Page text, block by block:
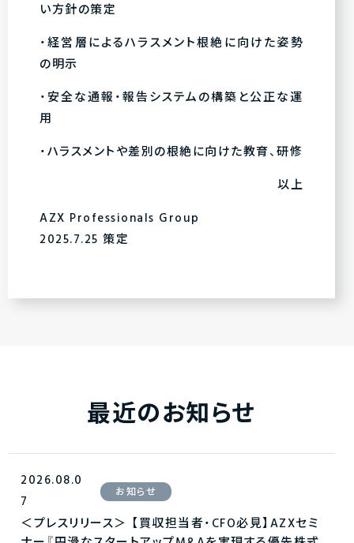
い方針の策定
・経営層によるハラスメント根絶に向けた姿勢
の明示
・安全な通報・報告システムの構築と公正な運
用
・ハラスメントや差別の根絶に向けた教育、研修
以上
AZX Professionals Group
2025.7.25 策定
最近のお知らせ
2026.08.0
7
お知らせ
＜プレスリリース＞ 【買収担当者・CFO必見】AZXセミ